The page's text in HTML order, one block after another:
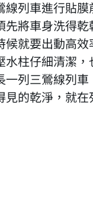
線列車進行貼膜
先將車身洗得乾
候就要出動高效
水柱仔細清潔
一列三鶯線列
見的乾淨，就